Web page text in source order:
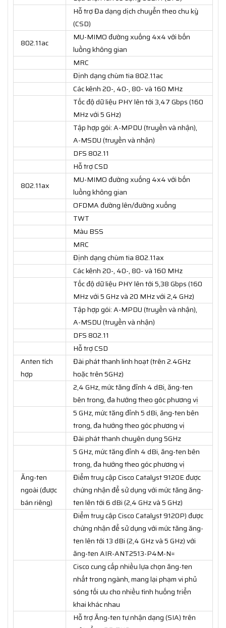
Hỗ trợ Đa dạng dịch chuyển theo chu kỳ
(CSD)
802.11ac
MU-MIMO đường xuống 4x4 với bốn
luồng không gian
MRC
Định dạng chùm tia 802.11ac
Các kênh 20-, 40-, 80- và 160 MHz
Tốc độ dữ liệu PHY lên tới 3,47 Gbps (160
MHz với 5 GHz)
Tập hợp gói: A-MPDU (truyền và nhận),
A-MSDU (truyền và nhận)
DFS 802.11
Hỗ trợ CSD
802.11ax
MU-MIMO đường xuống 4x4 với bốn
luồng không gian
OFDMA đường lên/đường xuống
TWT
Màu BSS
MRC
Định dạng chùm tia 802.11ax
Các kênh 20-, 40-, 80- và 160 MHz
Tốc độ dữ liệu PHY lên tới 5,38 Gbps (160
MHz với 5 GHz và 20 MHz với 2,4 GHz)
Tập hợp gói: A-MPDU (truyền và nhận),
A-MSDU (truyền và nhận)
DFS 802.11
Hỗ trợ CSD
Anten tích
hợp
Đài phát thanh linh hoạt (trên 2.4GHz
hoặc trên 5GHz)
2,4 GHz, mức tăng đỉnh 4 dBi, ăng-ten
bên trong, đa hướng theo góc phương vị
5 GHz, mức tăng đỉnh 5 dBi, ăng-ten bên
trong, đa hướng theo góc phương vị
Đài phát thanh chuyên dụng 5GHz
5 GHz, mức tăng đỉnh 4 dBi, ăng-ten bên
trong, đa hướng theo góc phương vị
Ăng-ten
ngoài (được
bán riêng)
Điểm truy cập Cisco Catalyst 9120E được
chứng nhận để sử dụng với mức tăng ăng-
ten lên tới 6 dBi (2,4 GHz và 5 GHz)
Điểm truy cập Cisco Catalyst 9120P) được
chứng nhận để sử dụng với mức tăng ăng-
ten lên tới 13 dBi (2,4 GHz và 5 GHz) với
ăng-ten AIR-ANT2513-P4M-N=
Cisco cung cấp nhiều lựa chọn ăng-ten
nhất trong ngành, mang lại phạm vi phủ
sóng tối ưu cho nhiều tình huống triển
khai khác nhau
Hỗ trợ Ăng-ten tự nhận dạng (SIA) trên